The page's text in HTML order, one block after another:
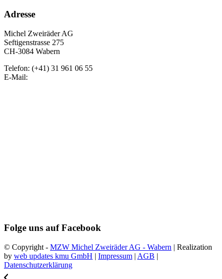
Adresse
Michel Zweiräder AG
Seftigenstrasse 275
CH-3084 Wabern
Telefon: (+41) 31 961 06 55
E-Mail:
Folge uns auf Facebook
© Copyright - MZW Michel Zweiräder AG - Wabern | Realization
by web updates kmu GmbH | Impressum | AGB |
Datenschutzerklärung